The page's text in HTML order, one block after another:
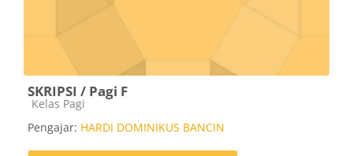
SKRIPSI / Pagi F
Kategori kursus
Kelas Pagi
Pengajar: HARDI DOMINIKUS BANCIN